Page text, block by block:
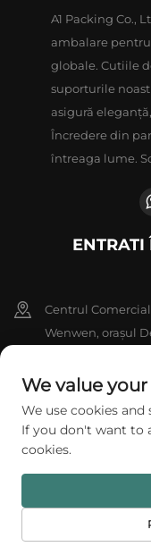
A1 Packing Co.,
ambalare
globale. Cutiile
suporturile
asigură
Încredere din
întreaga lume.
ENTRATI
Centrul
Wenwen, orașul
+86-18802602550
[email protected]
Drepturi de autor © 2026
rezervate. Politica de
We value
We use cookies
If you don't want to
cookies.